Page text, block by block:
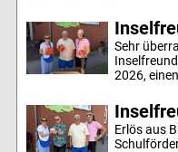
Sehr
2026,
Erlös aus